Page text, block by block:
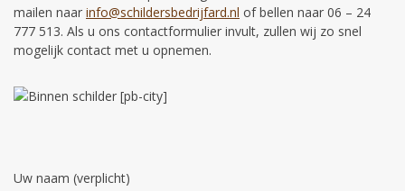
mailen naar info@schildersbedrijfard.nl of bellen naar 06 – 24
777 513. Als u ons contactformulier invult, zullen wij zo snel
mogelijk contact met u opnemen.
Uw naam (verplicht)